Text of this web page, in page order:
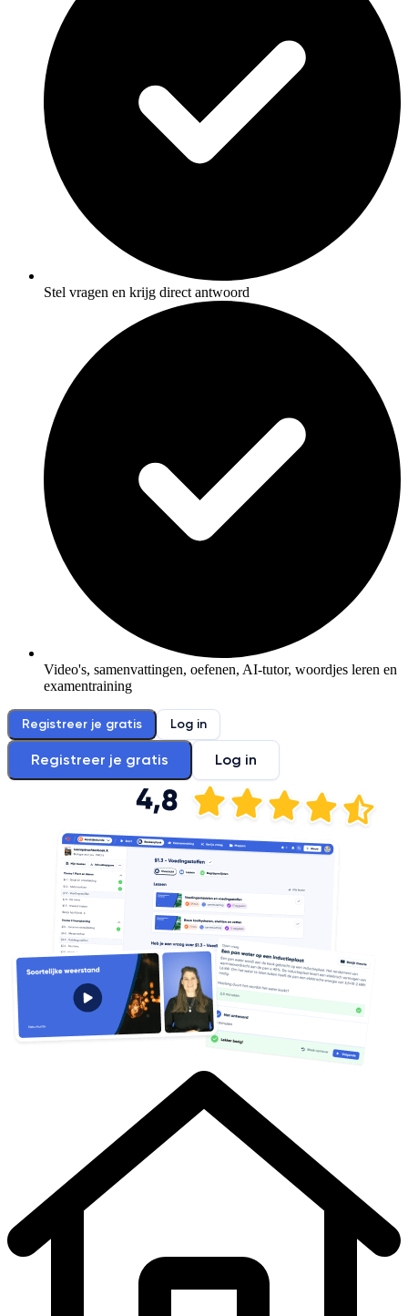
Stel vragen en krijg direct antwoord
Video's, samenvattingen, oefenen, AI-tutor, woordjes leren en
examentraining
Registreer je gratis Log in
Registreer je gratis Log in